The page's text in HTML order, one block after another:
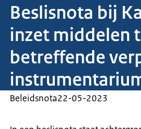
Beslisnota bij
inzet middelen
betreffende
Beleidsnota22-05-2023